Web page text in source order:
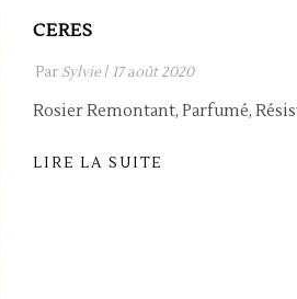
CERES
Par Sylvie/ 17 août 2020
Rosier Remontant, Parfumé,
LIRE LA SUITE